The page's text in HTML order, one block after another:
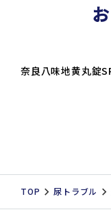
奈良八味地黄丸錠
TOP 尿トラブル